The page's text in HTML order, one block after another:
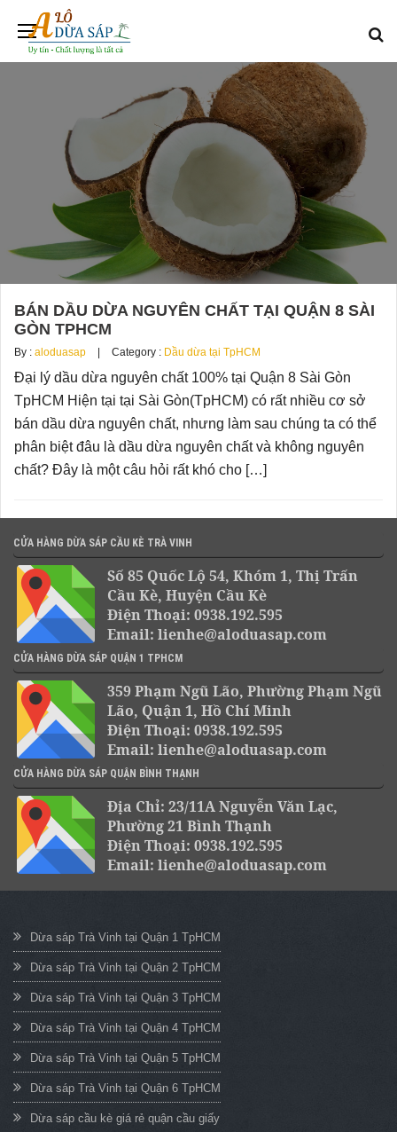
BÁN DẦU DỪA NGUYÊN CHẤT TẠI QUẬN 8 SÀI
GÒN TPHCM
By : aloduasap Category : Dầu dừa tại TpHCM
Đại lý dầu dừa nguyên chất 100% tại Quận 8 Sài Gòn
TpHCM Hiện tại tại Sài Gòn(TpHCM) có rất nhiều cơ sở
bán dầu dừa nguyên chất, nhưng làm sau chúng ta có thể
phân biệt đâu là dầu dừa nguyên chất và không nguyên
chất? Đây là một câu hỏi rất khó cho […]
CỬA HÀNG DỪA SÁP CẦU KÈ TRÀ VINH
Số 85 Quốc Lộ 54, Khóm 1, Thị Trấn
Cầu Kè, Huyện Cầu Kè
Điện Thoại: 0938.192.595
Email: lienhe@aloduasap.com
CỬA HÀNG DỪA SÁP QUẬN 1 TPHCM
359 Phạm Ngũ Lão, Phường Phạm Ngũ
Lão, Quận 1, Hồ Chí Minh
Điện Thoại: 0938.192.595
Email: lienhe@aloduasap.com
CỬA HÀNG DỪA SÁP QUẬN BÌNH THẠNH
Địa Chỉ: 23/11A Nguyễn Văn Lạc,
Phường 21 Bình Thạnh
Điện Thoại: 0938.192.595
Email: lienhe@aloduasap.com
Dừa sáp Trà Vinh tại Quận 1 TpHCM
Dừa sáp Trà Vinh tại Quận 2 TpHCM
Dừa sáp Trà Vinh tại Quận 3 TpHCM
Dừa sáp Trà Vinh tại Quận 4 TpHCM
Dừa sáp Trà Vinh tại Quận 5 TpHCM
Dừa sáp Trà Vinh tại Quận 6 TpHCM
Dừa sáp cầu kè giá rẻ quận cầu giấy